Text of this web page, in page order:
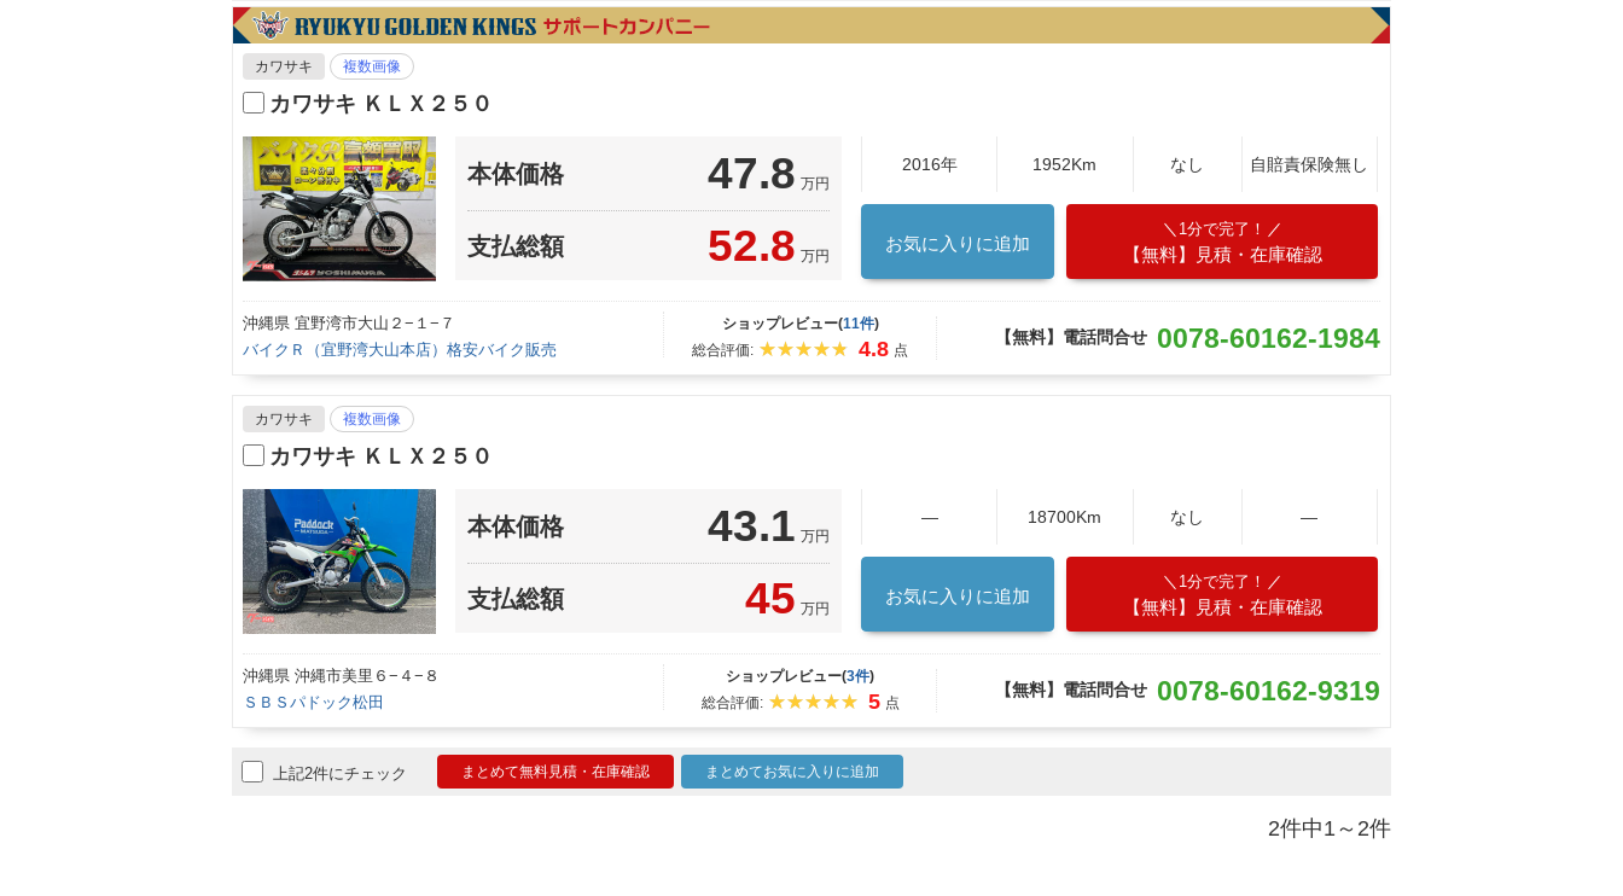
カワサキ 複数画像
カワサキ ＫＬＸ２５０
本体価格 47.8 万円
支払総額 52.8 万円
2016年 1952Km なし 自賠責保険無し
お気に入りに追加
1分で完了！
【無料】見積・在庫確認
沖縄県 宜野湾市大山２−１−７
バイクＲ（宜野湾大山本店）格安バイク販売
ショップレビュー(11件)
総合評価:
4.8 点
【無料】電話問合せ 0078-60162-1984
カワサキ 複数画像
カワサキ ＫＬＸ２５０
本体価格 43.1 万円
支払総額 45 万円
― 18700Km なし ―
お気に入りに追加
1分で完了！
【無料】見積・在庫確認
沖縄県 沖縄市美里６−４−８
ＳＢＳパドック松田
ショップレビュー(3件)
総合評価:
5 点
【無料】電話問合せ 0078-60162-9319
上記2件にチェック まとめて無料見積・在庫確認 まとめてお気に入りに追加
2件中1～2件